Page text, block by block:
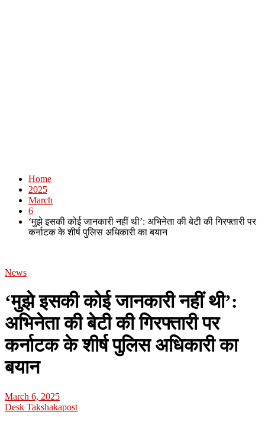
Home
2025
March
6
‘मुझे इसकी कोई जानकारी नहीं थी’: अभिनेता की बेटी की गिरफ्तारी पर
कर्नाटक के शीर्ष पुलिस अधिकारी का बयान
News
‘मुझे इसकी कोई जानकारी नहीं थी’:
अभिनेता की बेटी की गिरफ्तारी पर
कर्नाटक के शीर्ष पुलिस अधिकारी का
बयान
March 6, 2025
Desk Takshakapost